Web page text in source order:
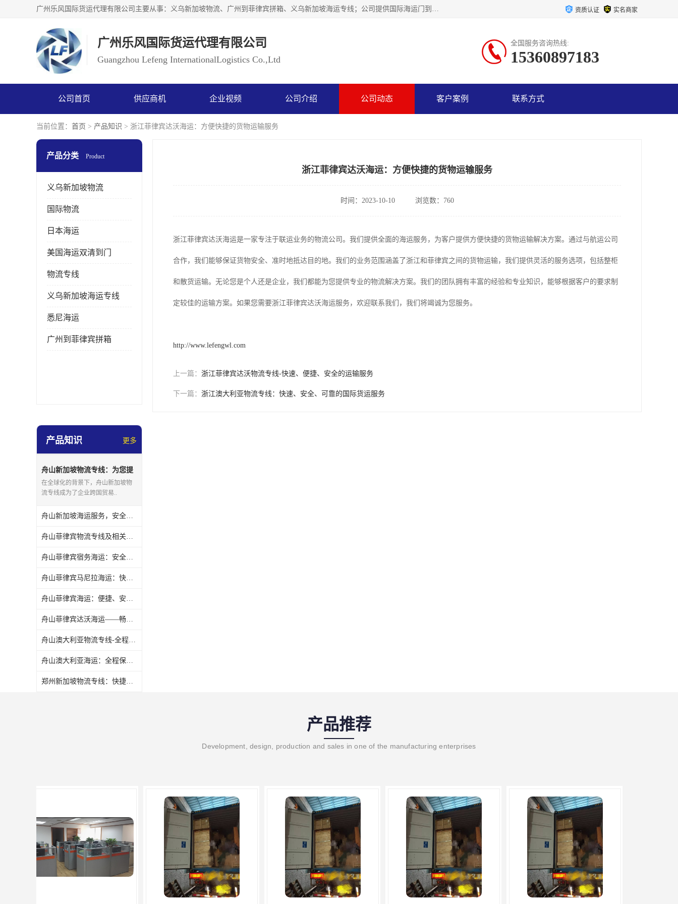
广州乐风国际货运代理有限公司主要从事：义乌新加坡物流、广州到菲律宾拼箱、义乌新加坡海运专线；公司提供国际海运门到门一条龙服务，目前开通的国际海运线路有：澳大利亚国际海运双清到门、美国国际海运双清到门、加拿大国际海运双清到门、新西兰国际海运双清到门等等。以上线路，客户的无论是发小散货拼箱或者包柜发运，我们均可以提供一条龙到门服务，乐风公司有着8年的国际货运到门经验。 资质认证 实名商家
广州乐风国际货运代理有限公司
Guangzhou Lefeng InternationalLogistics Co.,Ltd
全国服务咨询热线:
15360897183
公司首页 供应商机 企业视频 公司介绍 公司动态 客户案例 联系方式
当前位置： 首页 > 产品知识 > 浙江菲律宾达沃海运：方便快捷的货物运输服务
产品分类 Product
义乌新加坡物流
国际物流
日本海运
美国海运双清到门
物流专线
义乌新加坡海运专线
悉尼海运
广州到菲律宾拼箱
产品知识 更多
舟山新加坡物流专线：为您提
供高效便捷的国际物流服务
在全球化的背景下，舟山新加坡物
流专线成为了企业跨国贸易..
舟山新加坡海运服务，安全可靠的物流运输解决方案
舟山菲律宾物流专线及相关服务
舟山菲律宾宿务海运：安全快捷的货物运输服务
舟山菲律宾马尼拉海运：快速、安全、便捷的货物运输方式
舟山菲律宾海运：便捷、安全、可靠的海洋货运服务
舟山菲律宾达沃海运——畅达东南亚物流贸易新通道
舟山澳大利亚物流专线-全程服务，快速便捷
舟山澳大利亚海运：全程保障，安全高效的快捷运输服务
郑州新加坡物流专线：快捷、安全、可靠的货物运输服务
浙江菲律宾达沃海运：方便快捷的货物运输服务
时间：2023-10-10 浏览数：760
浙江菲律宾达沃海运是一家专注于联运业务的物流公司。我们提供全面的海运服务，为客户提供方便快捷的货物运输解决方案。通过与航运公司
合作，我们能够保证货物安全、准时地抵达目的地。我们的业务范围涵盖了浙江和菲律宾之间的货物运输，我们提供灵活的服务选项，包括整柜
和散货运输。无论您是个人还是企业，我们都能为您提供专业的物流解决方案。我们的团队拥有丰富的经验和专业知识，能够根据客户的要求制
定较佳的运输方案。如果您需要浙江菲律宾达沃海运服务，欢迎联系我们，我们将竭诚为您服务。
http://www.lefengwl.com
上一篇： 浙江菲律宾达沃物流专线-快速、便捷、安全的运输服务
下一篇： 浙江澳大利亚物流专线：快速、安全、可靠的国际货运服务
产品推荐
Development, design, production and sales in one of the manufacturing enterprises